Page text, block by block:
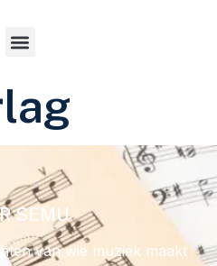
SEMU
van wie muziek maakt